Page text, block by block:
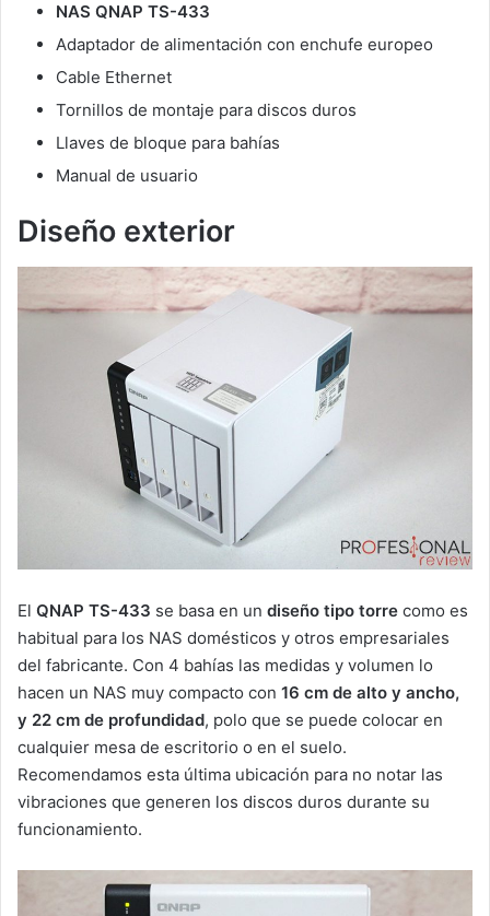
NAS QNAP TS-433
Adaptador de alimentación con enchufe europeo
Cable Ethernet
Tornillos de montaje para discos duros
Llaves de bloque para bahías
Manual de usuario
Diseño exterior
El QNAP TS-433 se basa en un diseño tipo torre como es
habitual para los NAS domésticos y otros empresariales
del fabricante. Con 4 bahías las medidas y volumen lo
hacen un NAS muy compacto con 16 cm de alto y ancho,
y 22 cm de profundidad, polo que se puede colocar en
cualquier mesa de escritorio o en el suelo.
Recomendamos esta última ubicación para no notar las
vibraciones que generen los discos duros durante su
funcionamiento.